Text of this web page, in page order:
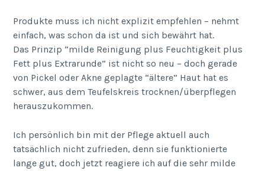
Produkte muss ich nicht explizit empfehlen – nehmt
einfach, was schon da ist und sich bewährt hat.
Das Prinzip “milde Reinigung plus Feuchtigkeit plus
Fett plus Extrarunde” ist nicht so neu – doch gerade
von Pickel oder Akne geplagte “ältere” Haut hat es
schwer, aus dem Teufelskreis trocknen/überpflegen
herauszukommen.
Ich persönlich bin mit der Pflege aktuell auch
tatsächlich nicht zufrieden, denn sie funktionierte
lange gut, doch jetzt reagiere ich auf die sehr milde